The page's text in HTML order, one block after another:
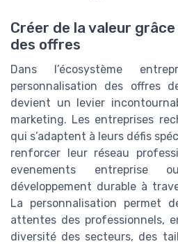
Créer de la valeur
des offres
Dans l’écosystème
personnalisation des offres
devient un levier
marketing. Les entreprises
qui s’adaptent à leurs défis
renforcer leur réseau
evenements
développement durable à
La personnalisation permet
attentes des professionnels,
diversité des secteurs, des